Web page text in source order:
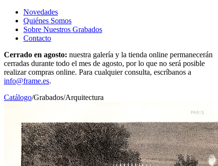
Novedades
Quiénes Somos
Sobre Nuestros Grabados
Contacto
Cerrado en agosto: nuestra galería y la tienda online permanecerán
cerradas durante todo el mes de agosto, por lo que no será posible
realizar compras online. Para cualquier consulta, escríbanos a
info@frame.es.
Catálogo/Grabados/Arquitectura